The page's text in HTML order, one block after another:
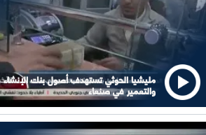
مليشيا الحوثي تستهدف أصول بنك الإنشاء
والتعمير في صنعاء